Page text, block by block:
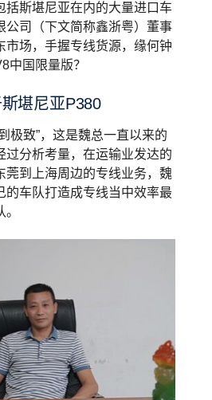
括斯堪尼亚在内的大量进口车
公司（下文简称鑫浙粤）董事
市场，手握专线货源，缘何钟
中国限量版？
斯堪尼亚P380
极致”，这是魏总一直以来的
过分析考量，在运输业发达的
莞到上海周边的专线业务，魏
的车队打造成专线当中效率最